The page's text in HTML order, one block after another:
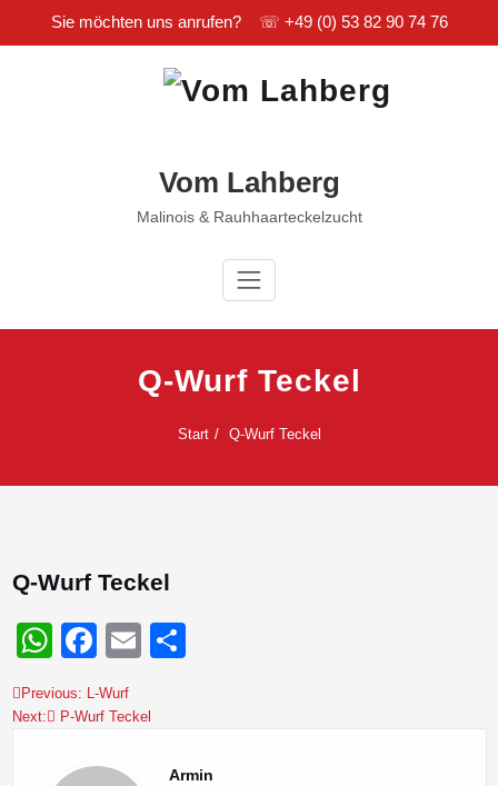
Sie möchten uns anrufen? ☏ +49 (0) 53 82 90 74 76
Vom Lahberg
Malinois & Rauhhaarteckelzucht
Q-Wurf Teckel
Start Q-Wurf Teckel
Q-Wurf Teckel
WhatsApp
Facebook
Email
Beitragsnavigation
Previous: L-Wurf
Next:
P-Wurf Teckel
Armin